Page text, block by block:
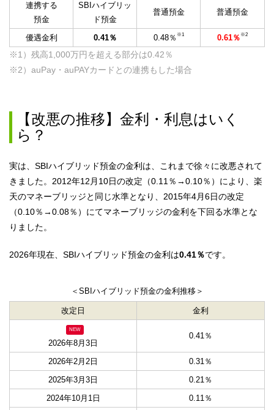
連携する
預金
SBIハイブリッ
ド預金
普通預金 普通預金
優遇金利 0.41％ 0.48％ ※1 0.61％ ※2
※1）残高1,000万円を超える部分は0.42％
※2）auPay・auPAYカードとの連携もした場合
【改悪の推移】金利・利息はいく
ら？
実は、SBIハイブリッド預金の金利は、これまで徐々に改悪されて
きました。2012年12月10日の改定（0.11％→0.10％）により、楽
天のマネーブリッジと同じ水準となり、2015年4月6日の改定
（0.10％→0.08％）にてマネーブリッジの金利を下回る水準とな
りました。
2026年現在、SBIハイブリッド預金の金利は0.41％です。
＜SBIハイブリッド預金の金利推移＞
改定日 金利
NEW
2026年8月3日
0.41％
2026年2月2日
0.31％
2025年3月3日
0.21％
2024年10月1日
0.11％